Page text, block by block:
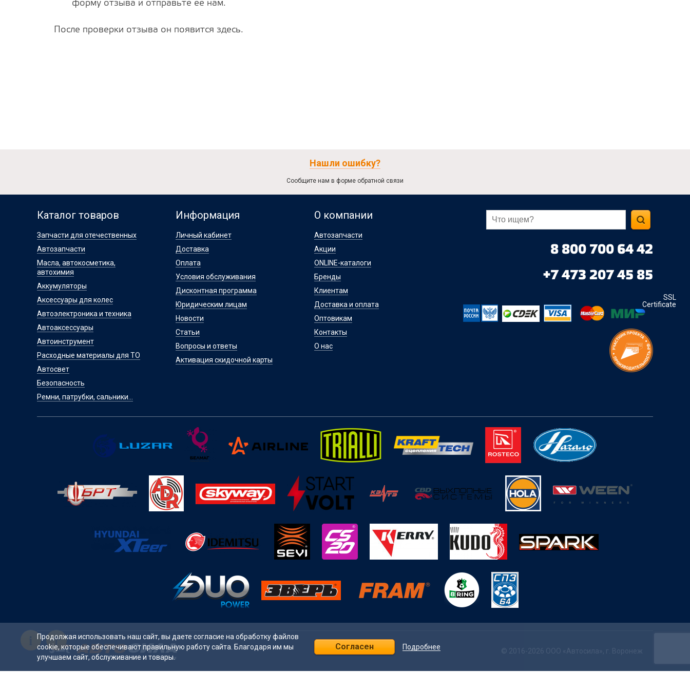
форму отзыва и отправьте ее нам.
После проверки отзыва он появится здесь.
Нашли ошибку?
Сообщите нам в форме обратной связи
Каталог товаров
Запчасти для отечественных
Автозапчасти
Масла, автокосметика,
автохимия
Аккумуляторы
Аксессуары для колес
Автоэлектроника и техника
Автоаксессуары
Автоинструмент
Расходные материалы для ТО
Автосвет
Безопасность
Ремни, патрубки, сальники...
Информация
Личный кабинет
Доставка
Оплата
Условия обслуживания
Дисконтная программа
Юридическим лицам
Новости
Статьи
Вопросы и ответы
Активация скидочной карты
О компании
Автозапчасти
Акции
ONLINE-каталоги
Бренды
Клиентам
Доставка и оплата
Оптовикам
Контакты
О нас
8 800 700 64 42
+7 473 207 45 85
SSL
Certificate
© 2016-2026 ООО «Автосила», г. Воронеж
Продолжая использовать наш сайт, вы даете согласие на обработку файлов
cookie, которые обеспечивают правильную работу сайта. Благодаря им мы
улучшаем сайт, обслуживание и товары.
Согласен Подробнее